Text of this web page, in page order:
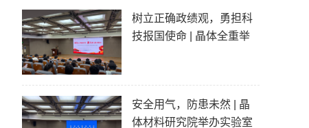
树立正确政绩观，勇担科
技报国使命 | 晶体全重举
安全用气，防患未然 | 晶
体材料研究院举办实验室